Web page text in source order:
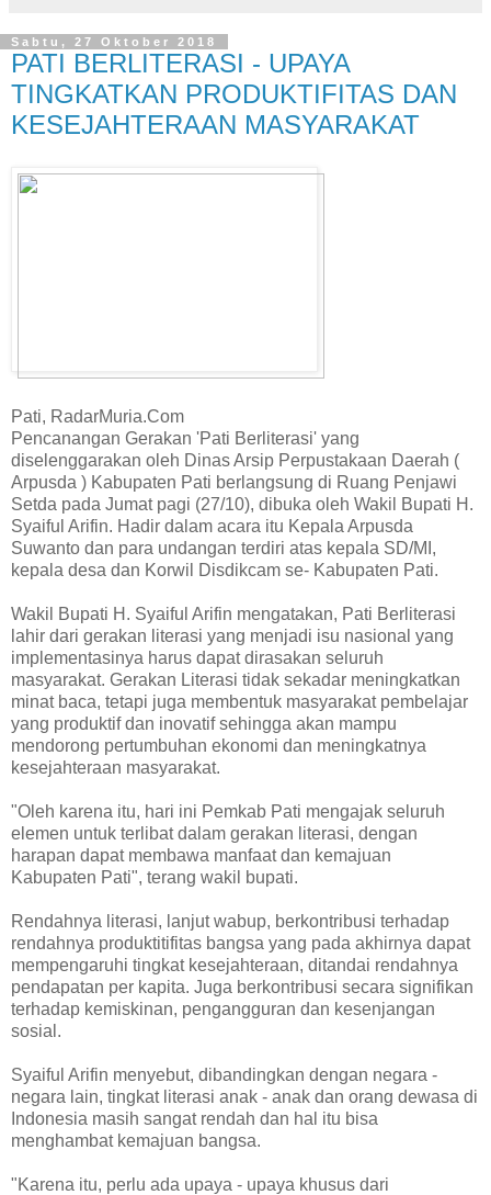
Sabtu, 27 Oktober 2018
PATI BERLITERASI - UPAYA
TINGKATKAN PRODUKTIFITAS DAN
KESEJAHTERAAN MASYARAKAT
Pati, RadarMuria.Com
Pencanangan Gerakan 'Pati Berliterasi' yang
diselenggarakan oleh Dinas Arsip Perpustakaan Daerah (
Arpusda ) Kabupaten Pati berlangsung di Ruang Penjawi
Setda pada Jumat pagi (27/10), dibuka oleh Wakil Bupati H.
Syaiful Arifin. Hadir dalam acara itu Kepala Arpusda
Suwanto dan para undangan terdiri atas kepala SD/MI,
kepala desa dan Korwil Disdikcam se- Kabupaten Pati.
Wakil Bupati H. Syaiful Arifin mengatakan, Pati Berliterasi
lahir dari gerakan literasi yang menjadi isu nasional yang
implementasinya harus dapat dirasakan seluruh
masyarakat. Gerakan Literasi tidak sekadar meningkatkan
minat baca, tetapi juga membentuk masyarakat pembelajar
yang produktif dan inovatif sehingga akan mampu
mendorong pertumbuhan ekonomi dan meningkatnya
kesejahteraan masyarakat.
"Oleh karena itu, hari ini Pemkab Pati mengajak seluruh
elemen untuk terlibat dalam gerakan literasi, dengan
harapan dapat membawa manfaat dan kemajuan
Kabupaten Pati", terang wakil bupati.
Rendahnya literasi, lanjut wabup, berkontribusi terhadap
rendahnya produktitifitas bangsa yang pada akhirnya dapat
mempengaruhi tingkat kesejahteraan, ditandai rendahnya
pendapatan per kapita. Juga berkontribusi secara signifikan
terhadap kemiskinan, pengangguran dan kesenjangan
sosial.
Syaiful Arifin menyebut, dibandingkan dengan negara -
negara lain, tingkat literasi anak - anak dan orang dewasa di
Indonesia masih sangat rendah dan hal itu bisa
menghambat kemajuan bangsa.
"Karena itu, perlu ada upaya - upaya khusus dari